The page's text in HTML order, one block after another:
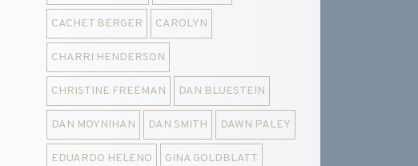
CACHET BERGER CAROLYN
CHARRI HENDERSON
CHRISTINE FREEMAN DAN BLUESTEIN
DAN MOYNIHAN DAN SMITH DAWN PALEY
EDUARDO HELENO GINA GOLDBLATT